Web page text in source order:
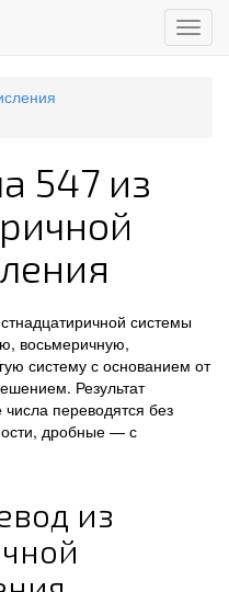
Меню
547 из
системы
восьмеричную,
систему с основанием от
Результат
переводятся без
дробные — с
из